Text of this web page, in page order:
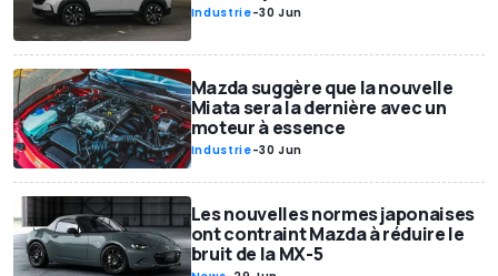
Industrie-30 Jun
Mazda suggère que la nouvelle
Miata sera la dernière avec un
moteur à essence
Industrie-30 Jun
Les nouvelles normes japonaises
ont contraint Mazda à réduire le
bruit de la MX-5